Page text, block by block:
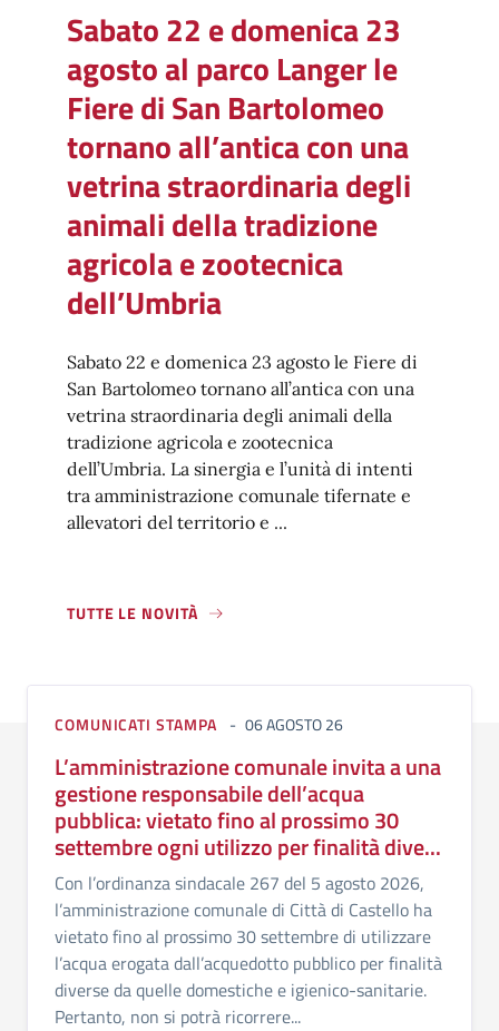
Sabato 22 e domenica 23
agosto al parco Langer le
Fiere di San Bartolomeo
tornano all’antica con una
vetrina straordinaria degli
animali della tradizione
agricola e zootecnica
dell’Umbria
Sabato 22 e domenica 23 agosto le Fiere di
San Bartolomeo tornano all’antica con una
vetrina straordinaria degli animali della
tradizione agricola e zootecnica
dell’Umbria. La sinergia e l’unità di intenti
tra amministrazione comunale tifernate e
allevatori del territorio e ...
TUTTE LE NOVITÀ
COMUNICATI STAMPA 06 AGOSTO 26
L’amministrazione comunale invita a una
gestione responsabile dell’acqua
pubblica: vietato fino al prossimo 30
settembre ogni utilizzo per finalità dive...
Con l’ordinanza sindacale 267 del 5 agosto 2026,
l’amministrazione comunale di Città di Castello ha
vietato fino al prossimo 30 settembre di utilizzare
l’acqua erogata dall’acquedotto pubblico per finalità
diverse da quelle domestiche e igienico-sanitarie.
Pertanto, non si potrà ricorrere...